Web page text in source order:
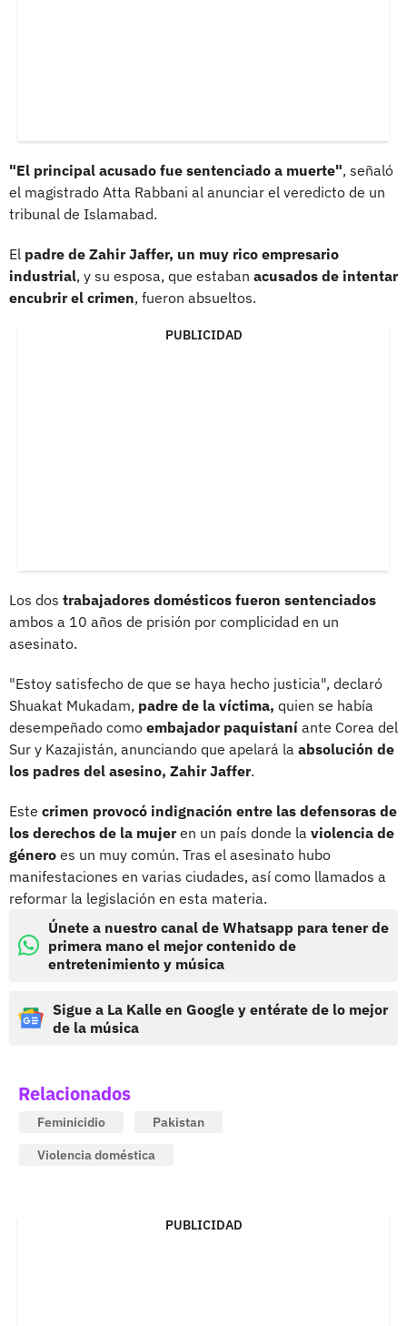
"El principal acusado fue sentenciado a muerte", señaló
el magistrado Atta Rabbani al anunciar el veredicto de un
tribunal de Islamabad.
El padre de Zahir Jaffer, un muy rico empresario
industrial, y su esposa, que estaban acusados de intentar
encubrir el crimen, fueron absueltos.
PUBLICIDAD
Los dos trabajadores domésticos fueron sentenciados
ambos a 10 años de prisión por complicidad en un
asesinato.
"Estoy satisfecho de que se haya hecho justicia", declaró
Shuakat Mukadam, padre de la víctima, quien se había
desempeñado como embajador paquistaní ante Corea del
Sur y Kazajistán, anunciando que apelará la absolución de
los padres del asesino, Zahir Jaffer.
Este crimen provocó indignación entre las defensoras de
los derechos de la mujeren un país donde la violencia de
género es un muy común. Tras el asesinato hubo
manifestaciones en varias ciudades, así como llamados a
reformar la legislación en esta materia.
Únete a nuestro canal de Whatsapp para tener de
primera mano el mejor contenido de
entretenimiento y música
Sigue a La Kalle en Google y entérate de lo mejor
de la música
Relacionados
Feminicidio
Pakistan
Violencia doméstica
PUBLICIDAD